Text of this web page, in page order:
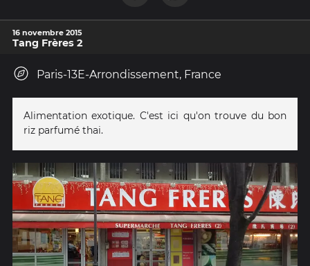
16 novembre 2015
Tang Frères 2
Paris-13E-Arrondissement, France
Alimentation exotique. C'est ici qu'on trouve du bon
riz parfumé thai.